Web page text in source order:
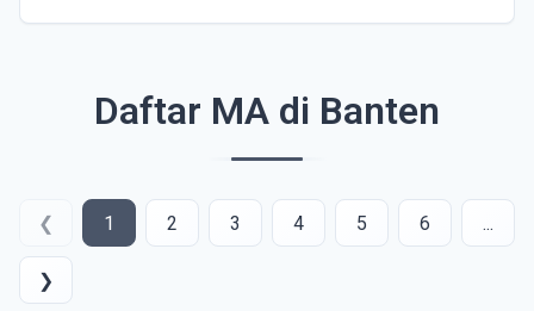
Daftar MA di Banten
❮ 1 2 3 4 5 6 ...
❯